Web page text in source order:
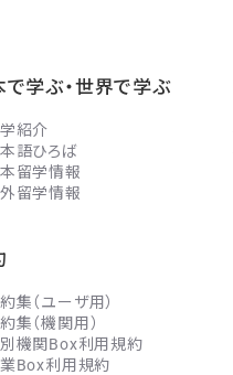
で学ぶ・世界で学ぶ
紹介
語ひろば
留学情報
留学情報
集（ユーザ用）
集（機関用）
機関Box利用規約
Box利用規約